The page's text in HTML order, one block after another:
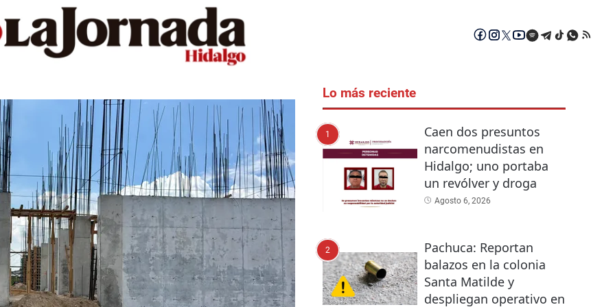
Lo más reciente
1
Caen dos presuntos
narcomenudistas en
Hidalgo; uno portaba
un revólver y droga
Agosto 6, 2026
2
Pachuca: Reportan
balazos en la colonia
Santa Matilde y
despliegan operativo en